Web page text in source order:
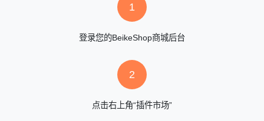
1
登录您的BeikeShop商城后台
2
点击右上角“插件市场”